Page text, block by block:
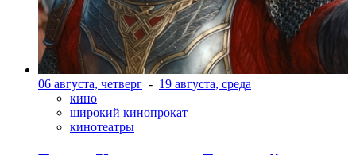
06 августа, четверг - 19 августа, среда
кино
широкий кинопрокат
кинотеатры